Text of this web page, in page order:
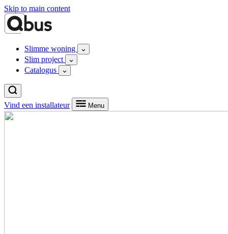
Skip to main content
Slimme woning
Slim project
Catalogus
Vind een installateur Menu